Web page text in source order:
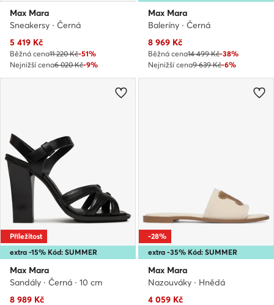
Max Mara
Sneakersy · Černá
Aktuální cena
5 419 Kč
Běžná cena11 220 Kč-51%
Nejnižší cena6 020 Kč-9%
Max Mara
Baleríny · Černá
Aktuální cena
8 969 Kč
Běžná cena14 499 Kč-38%
Nejnižší cena9 639 Kč-6%
extra -15% Kód: SUMMER
Příležitost
Max Mara
Sandály · Černá · 10 cm
Aktuální cena
8 989 Kč
extra -35% Kód: SUMMER
-28%
Max Mara
Nazouváky · Hnědá
Aktuální cena
4 059 Kč